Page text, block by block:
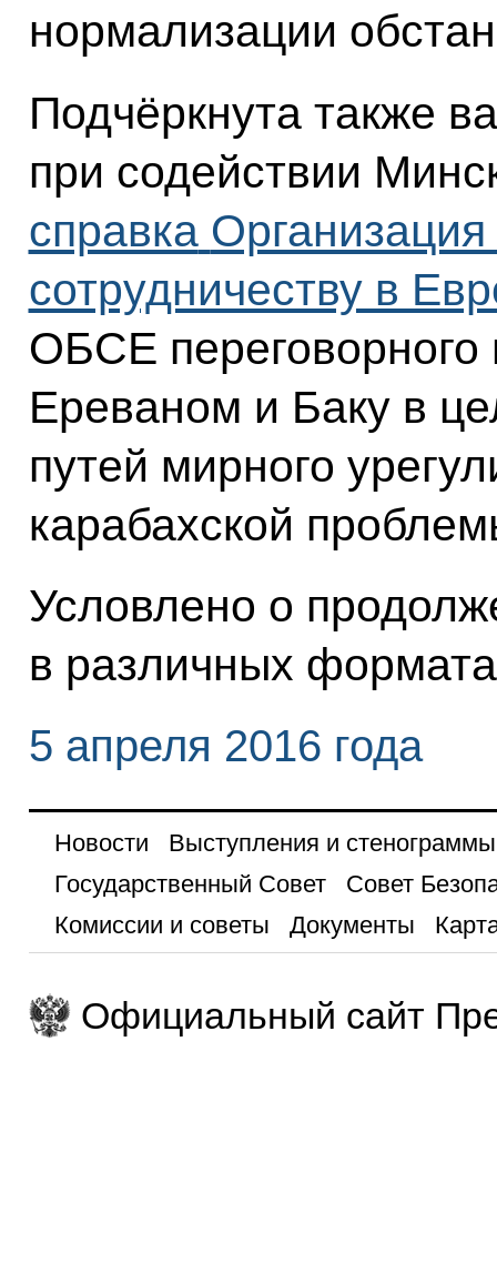
нормализации
Подчёркнута также
при содействии
справка
сотрудничеству в
ОБСЕ
Ереваном и Баку в
путей мирного
карабахской
Условлено о
в различных
5 апреля 2016 года
Новости
Выступления и стенограммы
Государственный Совет
Совет
Комиссии и советы
Документы
Официальный сайт